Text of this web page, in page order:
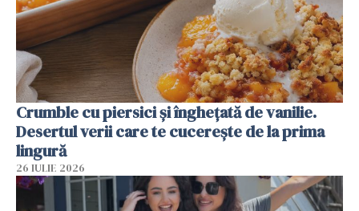
Crumble cu piersici și înghețată de vanilie.
Desertul verii care te cucerește de la prima
lingură
26 IULIE 2026